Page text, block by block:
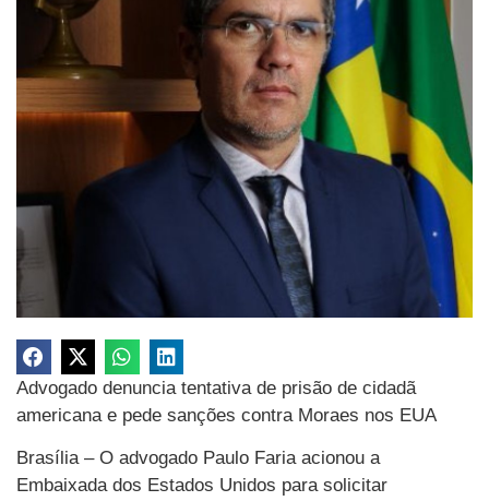
Advogado denuncia tentativa de prisão de cidadã
americana e pede sanções contra Moraes nos EUA
Brasília – O advogado Paulo Faria acionou a
Embaixada dos Estados Unidos para solicitar